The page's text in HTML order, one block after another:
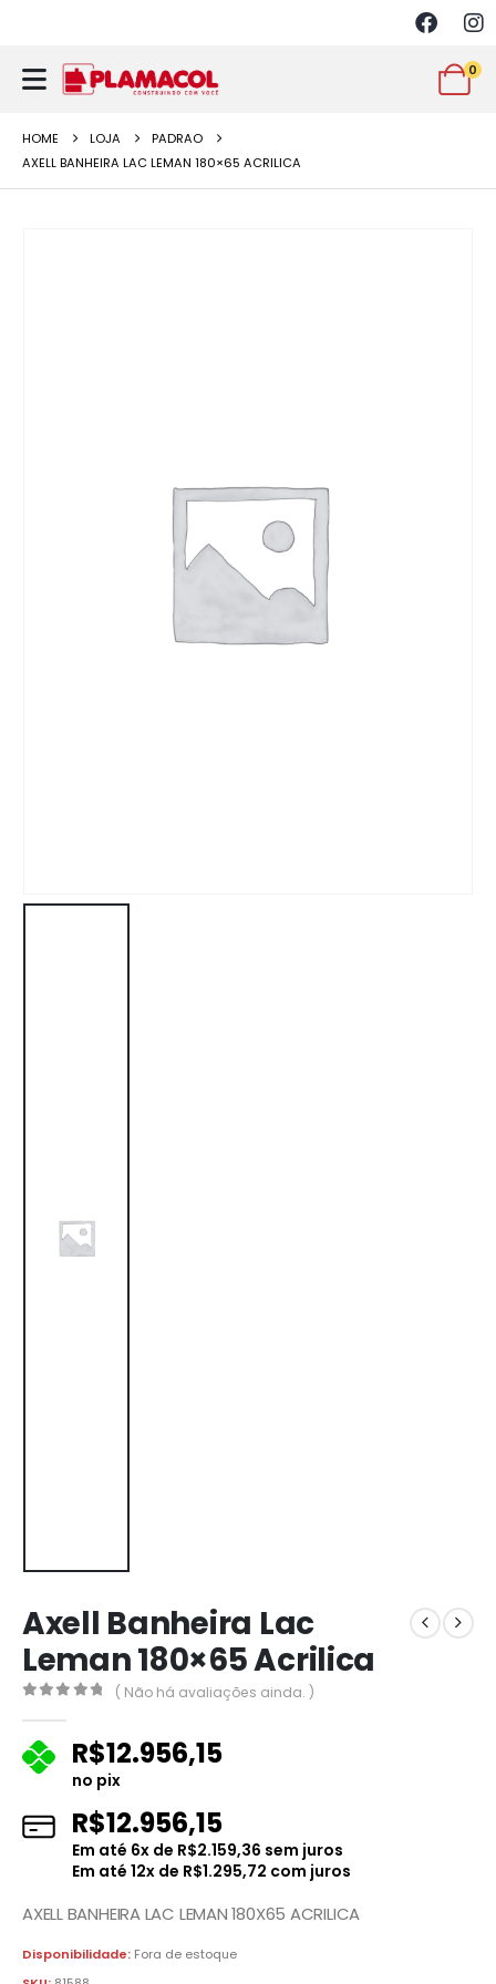
0
HOME LOJA
PADRAO
AXELL BANHEIRA LAC LEMAN 180×65 ACRILICA
Axell Banheira Lac
Leman 180×65 Acrilica
( Não há avaliações ainda. )
R$12.956,15
no pix
R$12.956,15
Em até 6x de R$2.159,36 sem juros
Em até 12x de R$1.295,72 com juros
AXELL BANHEIRA LAC LEMAN 180X65 ACRILICA
Disponibilidade: Fora de estoque